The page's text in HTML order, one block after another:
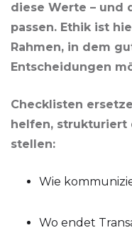
diese Werte – und
passen. Ethik ist
Rahmen, in dem
Entscheidungen
Checklisten
helfen, strukturiert
stellen:
Wie
Wo endet